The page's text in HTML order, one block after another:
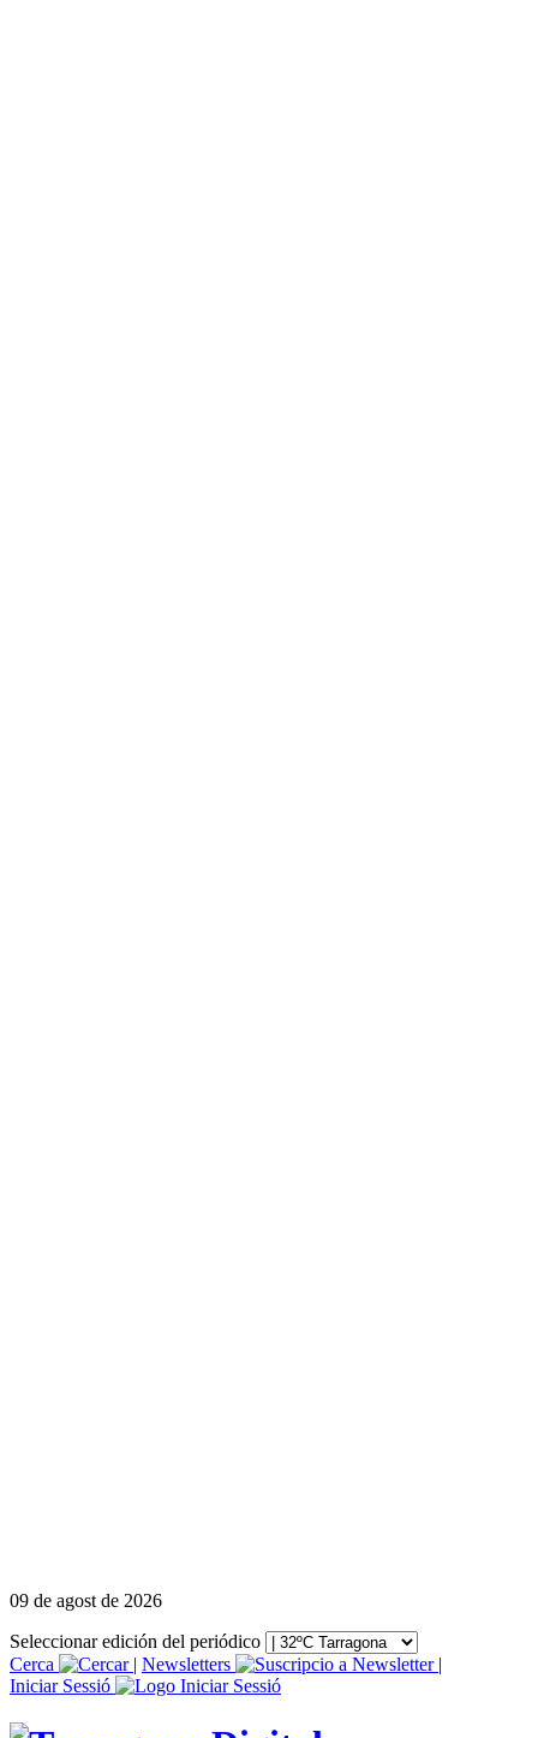
09 de agost de 2026
Seleccionar edición del periódico
Cerca
| Newsletters
|
Iniciar Sessió